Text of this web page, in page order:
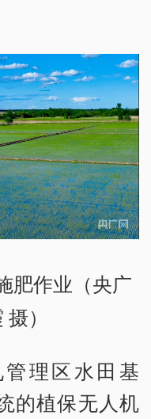
肥作业（央广
）
理区水田基
的植保无人机